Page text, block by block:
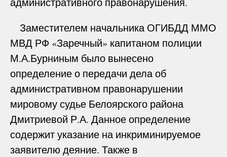
Заместителем начальника ОГИБДД ММО
МВД РФ «Заречный» капитаном полиции
М.А.Бурниным было вынесено
определение о передачи дела об
административном правонарушении
мировому судье Белоярского района
Дмитриевой Р.А. Данное определение
содержит указание на инкриминируемое
заявителю деяние. Также в